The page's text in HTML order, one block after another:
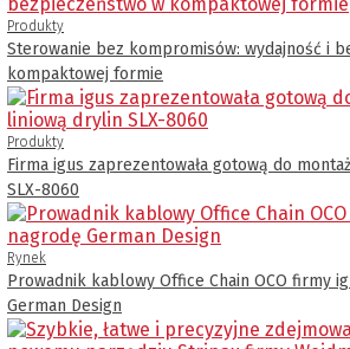
Produkty
Sterowanie bez kompromisów: wydajność i
kompaktowej formie
Produkty
Firma igus zaprezentowała gotową do
SLX-8060
Rynek
Prowadnik kablowy Office Chain OCO firmy
German Design